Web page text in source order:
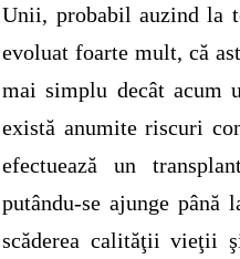
Unii, probabil auzind la
evoluat foarte mult, că
mai simplu decât acum
există anumite riscuri
efectuează un
putându-se ajunge
scăderea calităţii vieţii